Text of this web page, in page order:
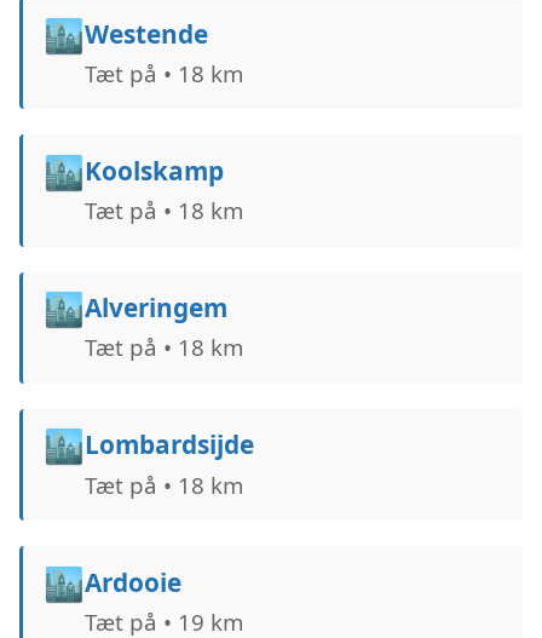
🏙️Westende
Tæt på • 18 km
🏙️Koolskamp
Tæt på • 18 km
🏙️Alveringem
Tæt på • 18 km
🏙️Lombardsijde
Tæt på • 18 km
🏙️Ardooie
Tæt på • 19 km